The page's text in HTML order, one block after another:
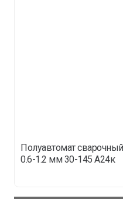
Полуавтомат
0.6-1.2 мм 30-145 А24к